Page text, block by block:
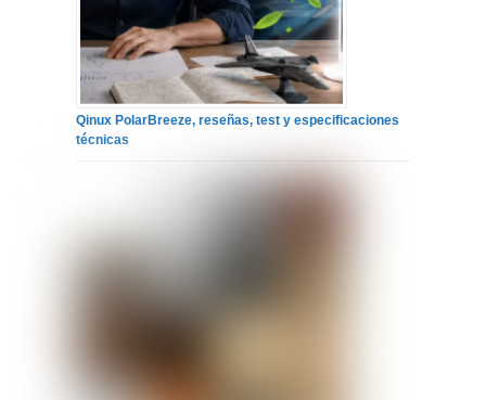
Qinux PolarBreeze, reseñas, test y especificaciones
técnicas